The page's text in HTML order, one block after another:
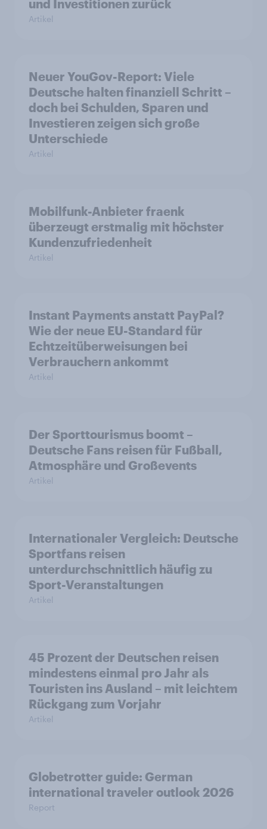
und Investitionen zurück
Artikel
Neuer YouGov-Report: Viele
Deutsche halten finanziell Schritt –
doch bei Schulden, Sparen und
Investieren zeigen sich große
Unterschiede
Artikel
Mobilfunk-Anbieter fraenk
überzeugt erstmalig mit höchster
Kundenzufriedenheit
Artikel
Instant Payments anstatt PayPal?
Wie der neue EU-Standard für
Echtzeitüberweisungen bei
Verbrauchern ankommt
Artikel
Der Sporttourismus boomt –
Deutsche Fans reisen für Fußball,
Atmosphäre und Großevents
Artikel
Internationaler Vergleich: Deutsche
Sportfans reisen
unterdurchschnittlich häufig zu
Sport-Veranstaltungen
Artikel
45 Prozent der Deutschen reisen
mindestens einmal pro Jahr als
Touristen ins Ausland – mit leichtem
Rückgang zum Vorjahr
Artikel
Globetrotter guide: German
international traveler outlook 2026
Report